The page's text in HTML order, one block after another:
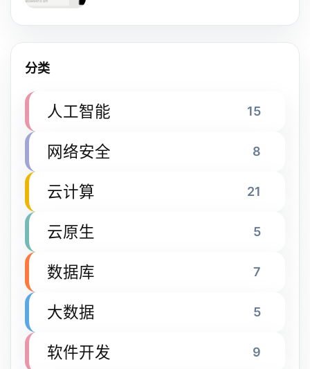
分类
人工智能 15
网络安全 8
云计算 21
云原生 5
数据库 7
大数据 5
软件开发 9